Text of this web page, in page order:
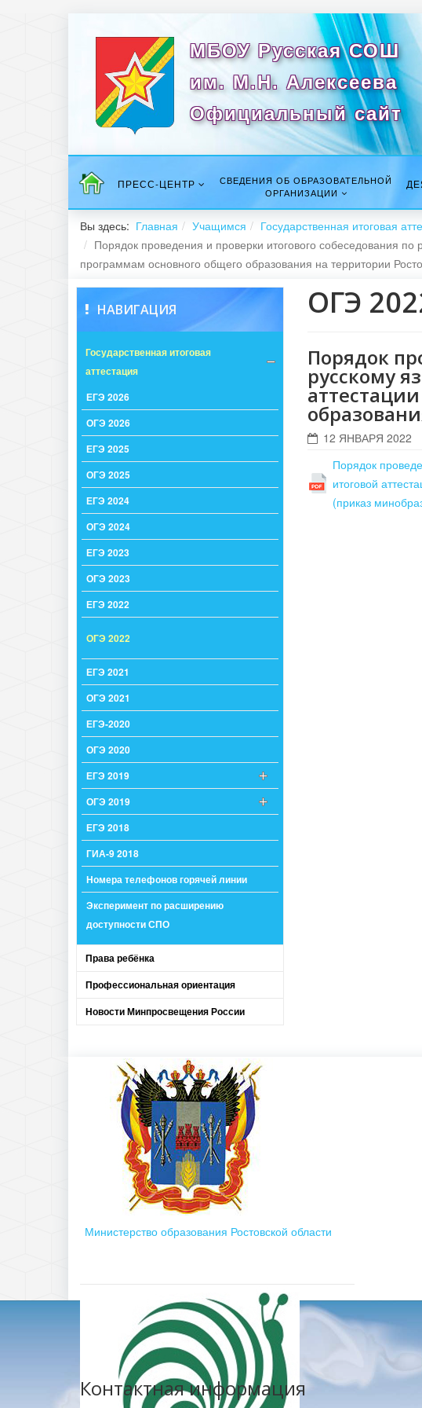
МБОУ Русская СОШ
им. М.Н. Алексеева
Официальный сайт
ПРЕСС-ЦЕНТР
СВЕДЕНИЯ ОБ ОБРАЗОВАТЕЛЬНОЙ
ОРГАНИЗАЦИИ
Вы здесь: Главная Учащимся Государственная итоговая
Порядок проведения и проверки итогового собеседования по
программам основного общего образования на территории
НАВИГАЦИЯ
Государственная итоговая
аттестация
ЕГЭ 2026
ОГЭ 2026
ЕГЭ 2025
ОГЭ 2025
ЕГЭ 2024
ОГЭ 2024
ЕГЭ 2023
ОГЭ 2023
ЕГЭ 2022
ОГЭ 2022
ЕГЭ 2021
ОГЭ 2021
ЕГЭ-2020
ОГЭ 2020
ЕГЭ 2019
ОГЭ 2019
ЕГЭ 2018
ГИА-9 2018
Номера телефонов горячей линии
Эксперимент по расширению
доступности СПО
Права ребёнка
Профессиональная ориентация
Новости Минпросвещения России
ОГЭ
Порядок
русскому
12 ЯНВАРЯ 2022
Порядок
итоговой
(приказ
Министерство образования Ростовской области
Контактная информация